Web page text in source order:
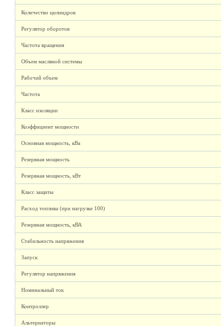
Количество цилиндров
Регулятор оборотов
Частота вращения
Объем масляной системы
Рабочий объем
Частота
Класс изоляции
Коэффициент мощности
Основная мощность, кВа
Резервная мощность
Резервная мощность, кВт
Класс защиты
Расход топлива (при нагрузке 100)
Резервная мощность, кВА
Стабильность напряжения
Запуск
Регулятор напряжения
Номинальный ток
Контроллер
Альтернаторы